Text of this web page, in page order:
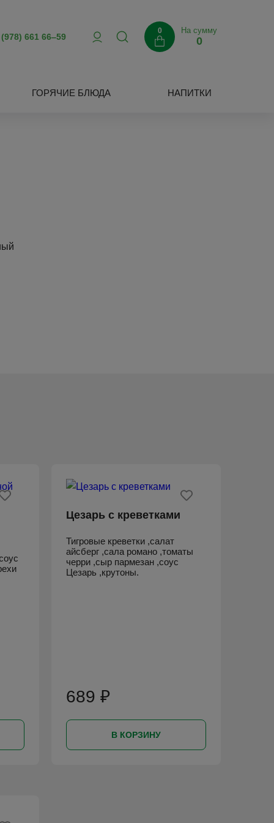
661 66‒59
0 На сумму
0
ГОРЯЧИЕ БЛЮДА НАПИТКИ
Цезарь с креветками
Тигровые креветки ,салат
айсберг ,сала романо ,томаты
черри ,сыр пармезан ,соус
Цезарь ,крутоны.
689 ₽
В КОРЗИНУ